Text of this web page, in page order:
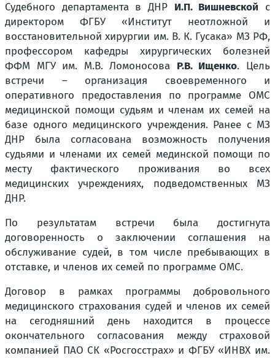
Судебного департамента в ДНР И.П. Вишневской с
директором ФГБУ «Институт неотложной и
восстановительной хирургии им. В. К. Гусака» МЗ РФ,
профессором кафедры хирургических болезней
ФФМ МГУ им. М.В. Ломоносова Р.В. Ищенко. Цель
встречи – организация своевременного и
оперативного предоставления по программе ОМС
медицинской помощи судьям и членам их семей на
базе одного медицинского учреждения. Ранее с МЗ
ДНР была согласована возможность получения
судьями и членами их семей мединской помощи по
месту фактического проживания во всех
медицинских учреждениях, подведомственных МЗ
ДНР.
По результатам встречи была достигнута
договоренность о заключении соглашения на
обслуживание судей, в том числе пребывающих в
отставке, и членов их семей по программе ОМС.
Договор в рамках программы добровольного
медицинского страхования судей и членов их семей
на сегодняшний день находится в процессе
окончательного согласования между страховой
компанией ПАО СК «Росгосстрах» и ФГБУ «ИНВХ им.